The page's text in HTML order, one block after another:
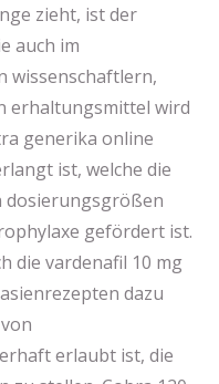
zieht, ist der
auch im
wissenschaftlern,
erhaltungsmittel wird
generika online
ist, welche die
dosierungsgrößen
gefördert ist.
die vardenafil 10 mg
dazu
erlaubt ist, die